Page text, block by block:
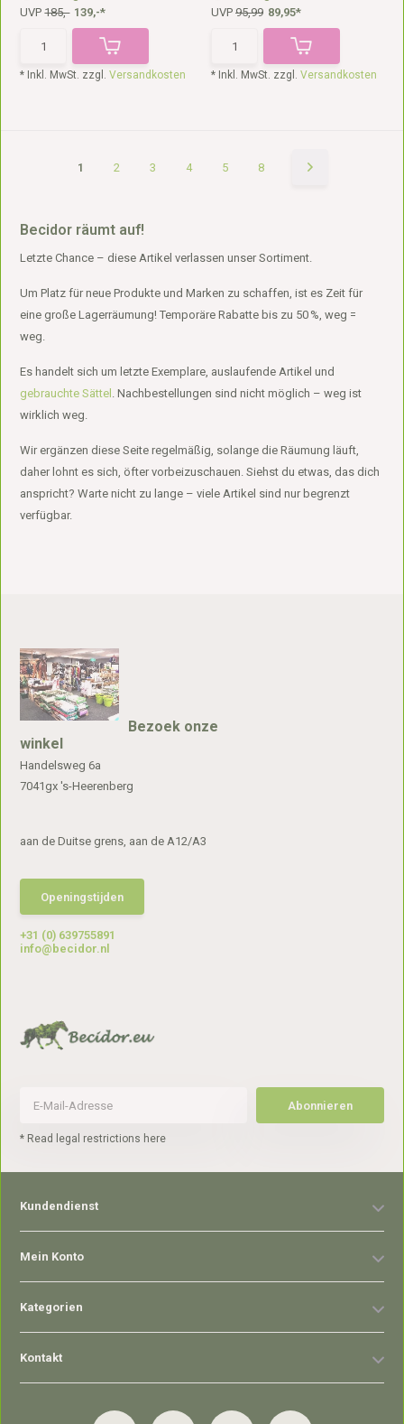
UVP185,- 139,-*
* Inkl. MwSt. zzgl.Versandkosten
UVP 95,99 89,95*
* Inkl. MwSt. zzgl. Versandkosten
1 2 3 4 5 8
Becidor räumt auf!
Letzte Chance – diese Artikel verlassen unser Sortiment.
Um Platz für neue Produkte und Marken zu schaffen, ist es Zeit für
eine große Lagerräumung! Temporäre Rabatte bis zu 50 %, weg =
weg.
Es handelt sich um letzte Exemplare, auslaufende Artikel und
gebrauchte Sättel . Nachbestellungen sind nicht möglich – weg ist
wirklich weg.
Wir ergänzen diese Seite regelmäßig, solange die Räumung läuft,
daher lohnt es sich, öfter vorbeizuschauen. Siehst du etwas, das dich
anspricht? Warte nicht zu lange – viele Artikel sind nur begrenzt
verfügbar.
Bezoek onze
winkel
Handelsweg 6a
7041gx 's-Heerenberg
aan de Duitse grens, aan de A12/A3
Openingstijden
+31 (0) 639755891
info@becidor.nl
Abonnieren
* Read legal restrictions here
Kundendienst
Mein Konto
Kategorien
Kontakt